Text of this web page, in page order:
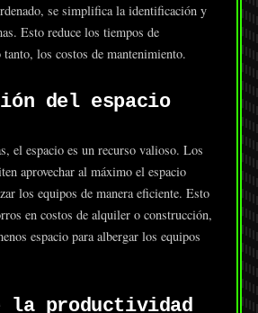
se simplifica la identificación y
Esto reduce los tiempos de
los costos de mantenimiento.
del espacio
el espacio es un recurso valioso. Los
aprovechar al máximo el espacio
los equipos de manera eficiente. Esto
en costos de alquiler o construcción,
espacio para albergar los equipos
la productividad